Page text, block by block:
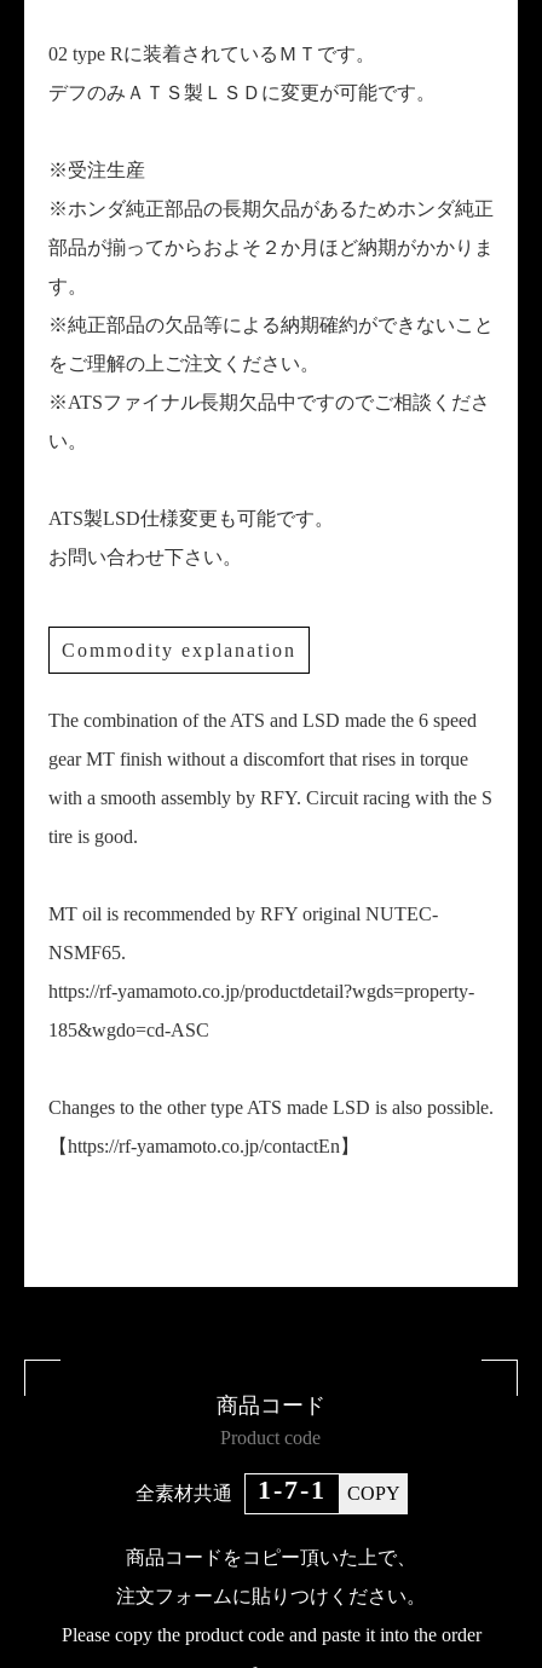
02 type Rに装着されているＭＴです。
デフのみＡＴＳ製ＬＳＤに変更が可能です。
※受注生産
※ホンダ純正部品の長期欠品があるためホンダ純正
部品が揃ってからおよそ２か月ほど納期がかかりま
す。
※純正部品の欠品等による納期確約ができないこと
をご理解の上ご注文ください。
※ATSファイナル長期欠品中ですのでご相談くださ
い。
ATS製LSD仕様変更も可能です。
お問い合わせ下さい。
Commodity explanation
The combination of the ATS and LSD made the 6 speed
gear MT finish without a discomfort that rises in torque
with a smooth assembly by RFY. Circuit racing with the S
tire is good.
MT oil is recommended by RFY original NUTEC-
NSMF65.
https://rf-yamamoto.co.jp/productdetail?wgds=property-
185&wgdo=cd-ASC
Changes to the other type ATS made LSD is also possible.
【https://rf-yamamoto.co.jp/contactEn】
商品コード
Product code
全素材共通 1-7-1 COPY
商品コードをコピー頂いた上で、
注文フォームに貼りつけください。
Please copy the product code and paste it into the order